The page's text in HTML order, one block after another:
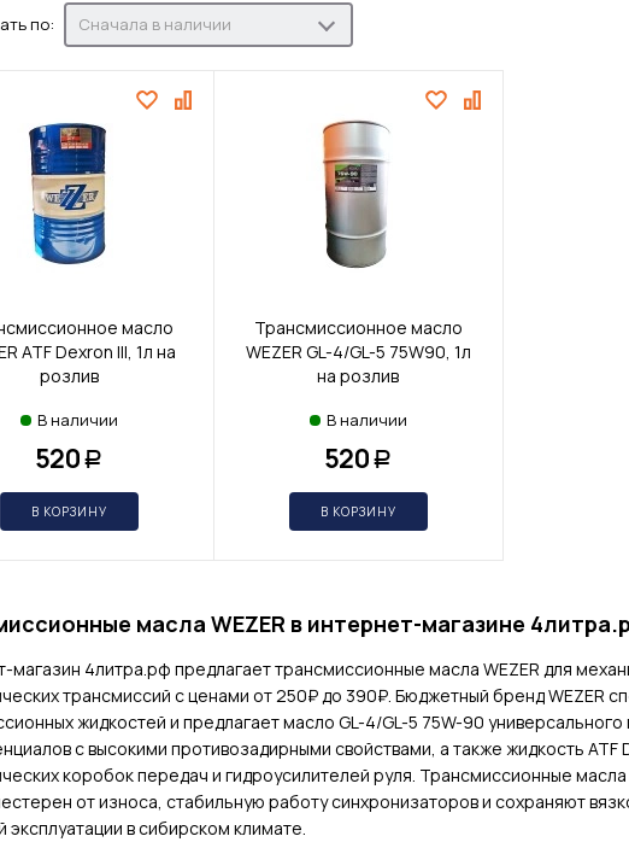
по: Сначала в наличии
масло
ATF Dexron III, 1л на
розлив
В наличии
520 Р
В КОРЗИНУ
Трансмиссионное масло
WEZER GL-4/GL-5 75W90, 1л
на розлив
В наличии
520 Р
В КОРЗИНУ
масла WEZER в интернет-магазине
магазин 4литра.рф предлагает трансмиссионные масла WEZER для
трансмиссий с ценами от 250₽ до 390₽. Бюджетный бренд WEZER
жидкостей и предлагает масло GL-4/GL-5 75W-90
с высокими противозадирными свойствами, а также жидкость ATF
коробок передач и гидроусилителей руля. Трансмиссионные
от износа, стабильную работу синхронизаторов и сохраняют
эксплуатации в сибирском климате.